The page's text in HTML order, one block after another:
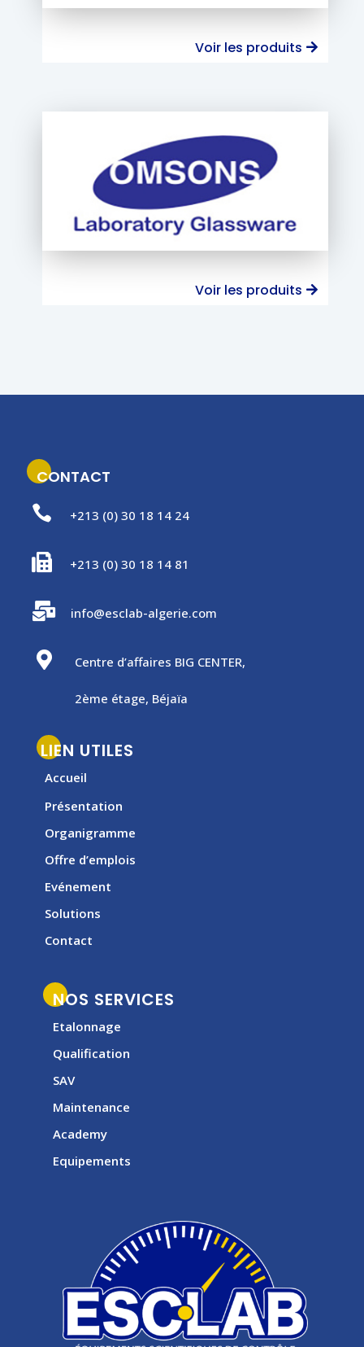
Voir les produits
Voir les produits
CONTACT

+213 (0) 30 18 14 24
 +213 (0) 30 18 14 81
 info@esclab-algerie.com
 Centre d’affaires BIG CENTER,
2ème étage, Béjaïa
LIEN UTILES
Accueil
Présentation
Organigramme
Offre d’emplois
Evénement
Solutions
Contact
NOS SERVICES
Etalonnage
Qualification
SAV
Maintenance
Academy
Equipements